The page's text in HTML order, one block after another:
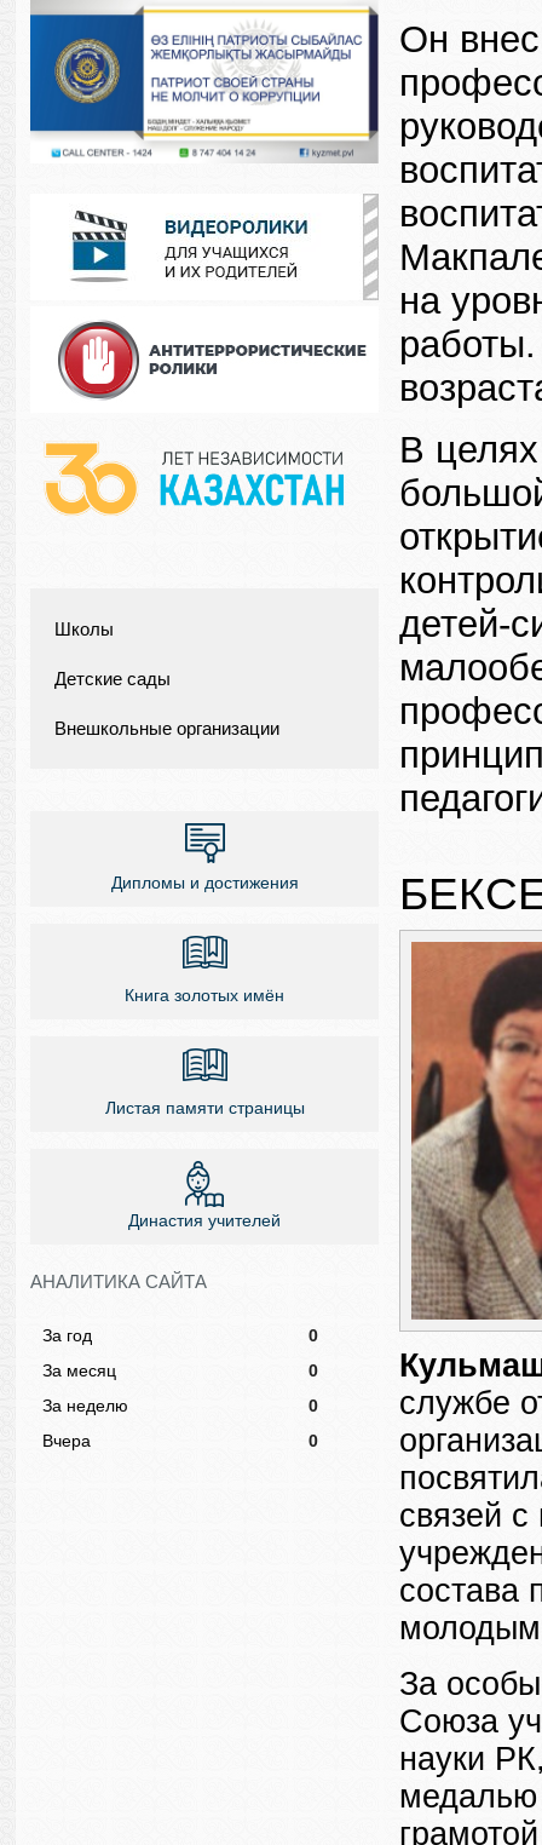
Школы
Детские сады
Внешкольные организации
Дипломы и достижения
Книга золотых имён
Листая памяти страницы
Династия учителей
АНАЛИТИКА САЙТА
За год
0
За месяц
0
За неделю
0
Вчера
0
Он
на
В
детей-
службе
связей
состава
За
Союза
науки
медалью